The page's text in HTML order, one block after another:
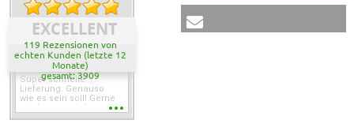
EXCELLENT
119 Rezensionen von
echten Kunden (letzte 12
Monate)
gesamt: 3909
Super schnelle
Lieferung. Genauso
wie es sein soll! Gerne
wieder wenn ich was